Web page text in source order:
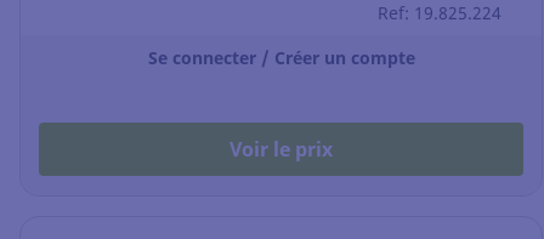
Ref: 19.825.224
Se connecter / Créer un compte
Voir le prix